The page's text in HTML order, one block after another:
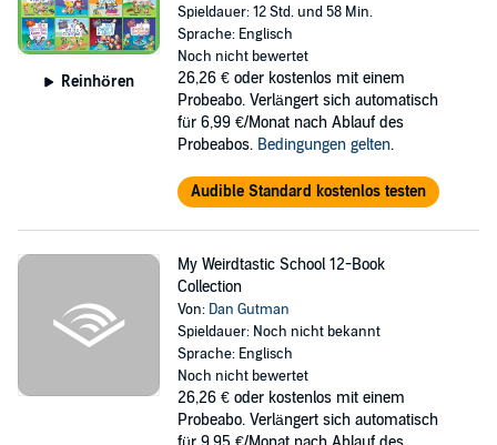
#1: Dr. Snow Has Got to Go!
#2: Miss Porter Is Out of Order!
#3: Dr. Floss Is the Boss!
#4: Miss Blake Is a Flake!
#6: Mrs. Bacon Is Fakin’!
#8: Miss Aker Is a Maker!
#9: Mrs. Barr Has Gone Too Far!
#10: Mr. Ott Is a Crackpot!
#11: Mrs. Stoker Is a Joker!
#12: Lil Mouse Is in the House!
Reinhören
Spieldauer: 12 Std. und 58 Min.
Sprache: Englisch
Noch nicht bewertet
26,26 € oder kostenlos mit einem
Probeabo. Verlängert sich automatisch
für 6,99 €/Monat nach Ablauf des
Probeabos. Bedingungen gelten.
Audible Standard kostenlos testen
My Weirdtastic School 12-Book
Collection
Von: Dan Gutman
Spieldauer: Noch nicht bekannt
Sprache: Englisch
Noch nicht bewertet
26,26 € oder kostenlos mit einem
Probeabo. Verlängert sich automatisch